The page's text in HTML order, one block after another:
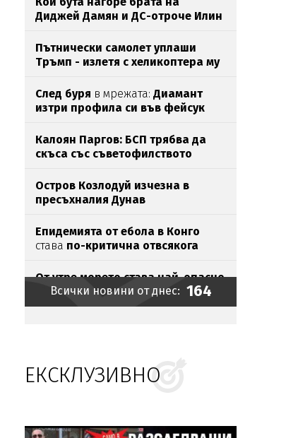
Диджей Дамян и ДС-отроче Илин
Пътнически самолет уплаши
Тръмп - излетя с хеликоптера му
След буря в мрежата: Диамант
изтри профила си във фейсук
Калоян Паргов: БСП трябва да
скъса със съветофилството
Остров Козлодуй изчезна в
пресъхналия Дунав
Епидемията от ебола в Конго
става по-критична отвсякога
От утре морето става най-опасно
Хакери шетали с години
незабелязанов държавните
нас (СНИМКИ)
Всички новини от днес: 164
ЕКСКЛУЗИВНО